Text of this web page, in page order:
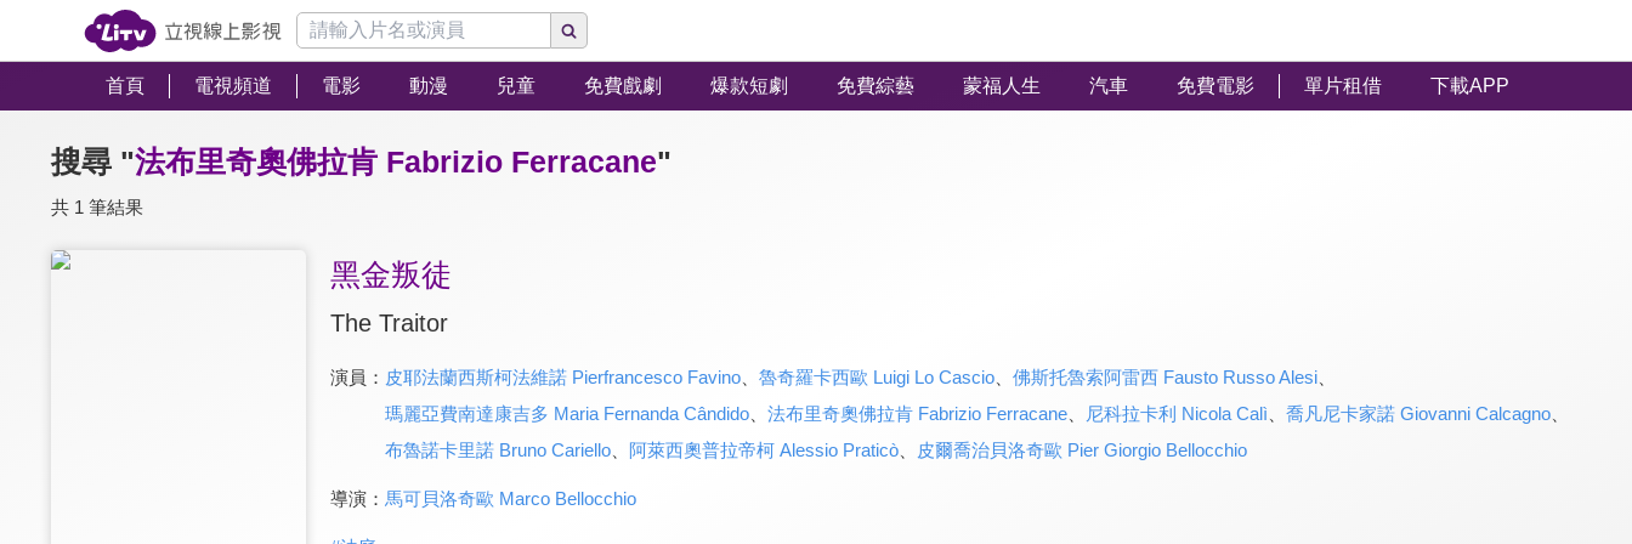
首頁 電視頻道 電影 動漫 兒童 免費戲劇 爆款短劇 免費綜藝 蒙福人生 汽車 免費電影 單片租借 下載APP
搜尋 "法布里奇奧佛拉肯 Fabrizio Ferracane"
共 1 筆結果
黑金叛徒
The Traitor
演員： 皮耶法蘭西斯柯法維諾 Pierfrancesco Favino、 魯奇羅卡西歐 Luigi Lo Cascio、 佛斯托魯索阿雷西 Fausto Russo Alesi、
瑪麗亞費南達康吉多 Maria Fernanda Cândido、 法布里奇奧佛拉肯 Fabrizio Ferracane、 尼科拉卡利 Nicola Calì 喬凡尼卡家諾 Giovanni Calcagno、
布魯諾卡里諾 Bruno Cariello、 阿萊西奧普拉帝柯 Alessio Praticò、 皮爾喬治貝洛奇歐 Pier Giorgio Bellocchio
導演： 馬可貝洛奇歐 Marco Bellocchio